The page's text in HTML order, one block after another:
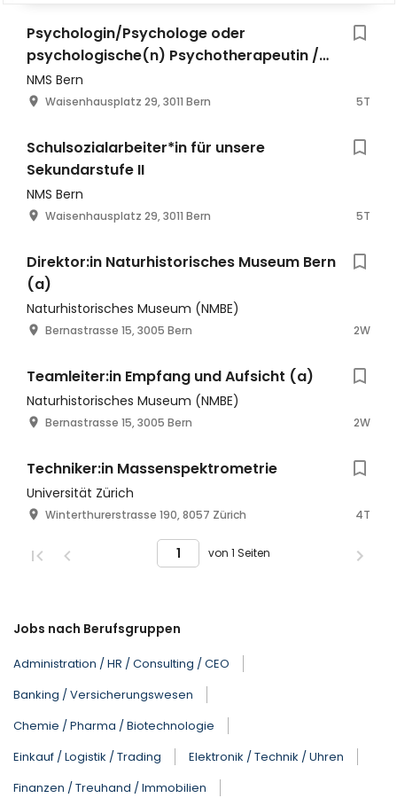
Psychologin/Psychologe oder
psychologische(n) Psychotherapeutin /
Psychotherapeuten für unsere
Sekundarstufe II
NMS Bern
Waisenhausplatz 29, 3011 Bern 5T
Schulsozialarbeiter*in für unsere
Sekundarstufe II
NMS Bern
Waisenhausplatz 29, 3011 Bern 5T
Direktor:in Naturhistorisches Museum Bern
(a)
Naturhistorisches Museum (NMBE)
Bernastrasse 15, 3005 Bern 2W
Teamleiter:in Empfang und Aufsicht (a)
Naturhistorisches Museum (NMBE)
Bernastrasse 15, 3005 Bern 2W
Techniker:in Massenspektrometrie
Universität Zürich
Winterthurerstrasse 190, 8057 Zürich 4T
von 1 Seiten
Jobs nach Berufsgruppen
Administration / HR / Consulting / CEO
Banking / Versicherungswesen
Chemie / Pharma / Biotechnologie
Einkauf / Logistik / Trading
Elektronik / Technik / Uhren
Finanzen / Treuhand / Immobilien